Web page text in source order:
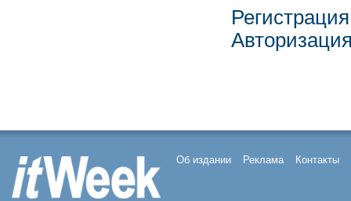
Регистрация
Об издании Реклама Контакты